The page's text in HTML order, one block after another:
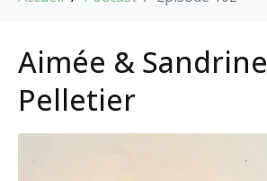
Aimée & Sandrine
Pelletier